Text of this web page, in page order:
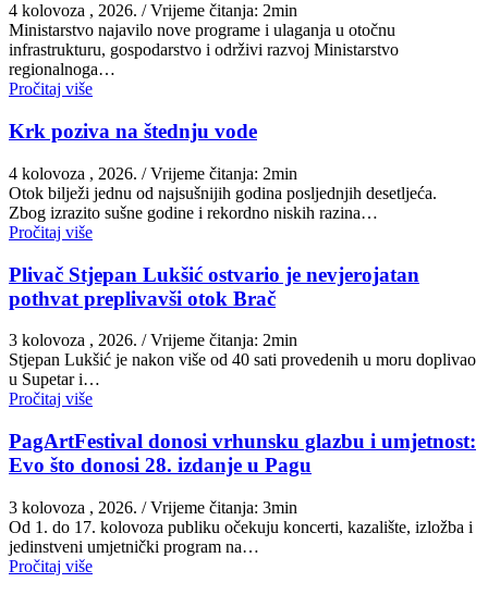
4 kolovoza , 2026. / Vrijeme čitanja: 2min
Ministarstvo najavilo nove programe i ulaganja u otočnu
infrastrukturu, gospodarstvo i održivi razvoj Ministarstvo
regionalnoga…
Pročitaj više
Krk poziva na štednju vode
4 kolovoza , 2026. / Vrijeme čitanja: 2min
Otok bilježi jednu od najsušnijih godina posljednjih desetljeća.
Zbog izrazito sušne godine i rekordno niskih razina…
Pročitaj više
Plivač Stjepan Lukšić ostvario je nevjerojatan
pothvat preplivavši otok Brač
3 kolovoza , 2026. / Vrijeme čitanja: 2min
St​jepan Lukšić je nakon više od 40 sati provedenih u moru doplivao
u Supetar i…
Pročitaj više
PagArtFestival donosi vrhunsku glazbu i umjetnost:
Evo što donosi 28. izdanje u Pagu
3 kolovoza , 2026. / Vrijeme čitanja: 3min
Od 1. do 17. kolovoza publiku očekuju koncerti, kazalište, izložba i
jedinstveni umjetnički program na…
Pročitaj više